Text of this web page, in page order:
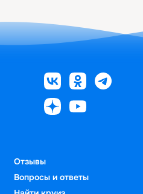
Отзывы
Вопросы и ответы